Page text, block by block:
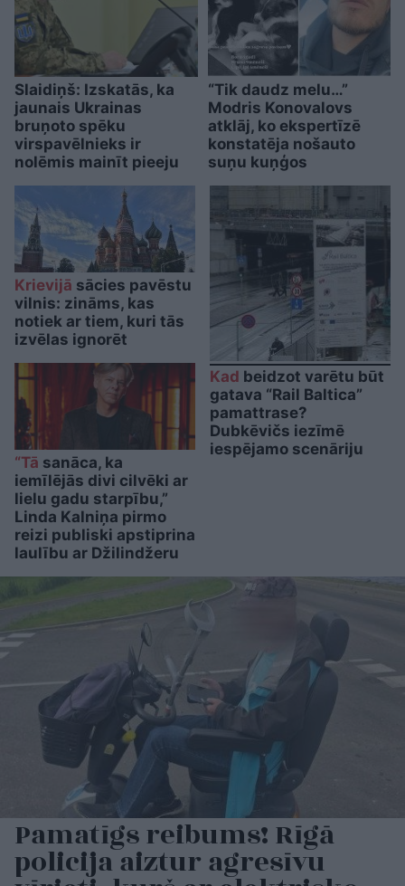
Slaidiņš: Izskatās, ka
jaunais Ukrainas
bruņoto spēku
virspavēlnieks ir
nolēmis mainīt pieeju
“Tik daudz melu…”
Modris Konovalovs
atklāj, ko ekspertīzē
konstatēja nošauto
suņu kuņģos
Krievijā sācies pavēstu
vilnis: zināms, kas
notiek ar tiem, kuri tās
izvēlas ignorēt
“Tā sanāca, ka
iemīlējās divi cilvēki ar
lielu gadu starpību,”
Linda Kalniņa pirmo
reizi publiski apstiprina
laulību ar Džilindžeru
Kad beidzot varētu būt
gatava “Rail Baltica”
pamattrase?
Dubkēvičs iezīmē
iespējamo scenāriju
Pamatīgs reibums! Rīgā
policija aiztur agresīvu